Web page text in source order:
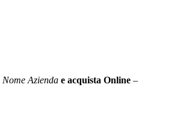
Nome Azienda e acquista Online –